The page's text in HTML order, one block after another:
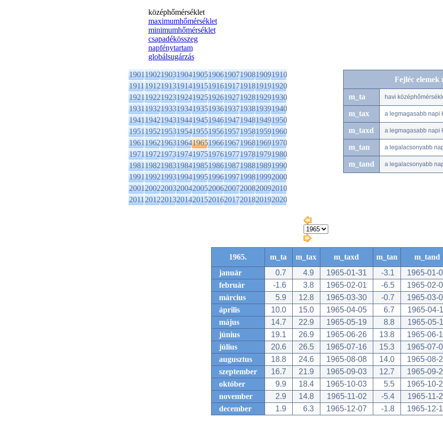
középhőmérséklet
maximumhőmérséklet
minimumhőmérséklet
csapadékösszeg
napfénytartam
globálsugárzás
1901190219031904190519061907190819091910
1911191219131914191519161917191819191920
1921192219231924192519261927192819291930
1931193219331934193519361937193819391940
1941194219431944194519461947194819491950
1951195219531954195519561957195819591960
1961196219631964196519661967196819691970
1971197219731974197519761977197819791980
1981198219831984198519861987198819891990
1991199219931994199519961997199819992000
2001200220032004200520062007200820092010
2011201220132014201520162017201820192020
Fejléc elemek
m_ta havi
m_tax a legmagasabb napi
m_taxd a legmagasabb napi
m_tan a legalacsonyabb
m_tand a legalacsonyabb
1965. m_ta m_tax m_taxd m_tan
m_tand
január
0.7 4.9 1965-01-31 -3.1
1965-01-
február
-1.6 3.8 1965-02-01 -6.5
1965-02-
március
5.9 12.8 1965-03-30 -0.7
1965-03-
április
10.0 15.0 1965-04-05 6.7
1965-04-
május
14.7 22.9 1965-05-19 8.8
1965-05-
június
19.1 26.9 1965-06-26 13.8
1965-06-
július
20.6 26.5 1965-07-16 15.3
1965-07-
augusztus
18.8 24.6 1965-08-08 14.0
1965-08-
szeptember
16.7 21.9 1965-09-03 12.7
1965-09-
október
9.9 18.4 1965-10-03 5.5
1965-10-
november
2.9 14.8 1965-11-02 -5.4
1965-11-
december
1.9 6.3 1965-12-07 -1.8 1965-12-